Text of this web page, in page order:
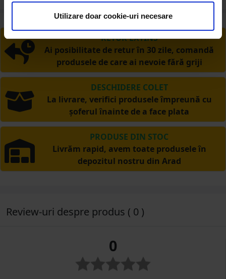
Utilizare doar cookie-uri necesare
RETUR EXTINS
Ai posibilitate de retur în 30 zile, comandă
produsele de care ai nevoie fără griji
DESCHIDERE COLET
La livrare, verifici produsele împreună cu
șoferul înainte de a face plata
PRODUSE DIN STOC
Livrăm rapid, avem toate produsele în
depozitul nostru din Arad
Review-uri despre produs ( 0 )
0